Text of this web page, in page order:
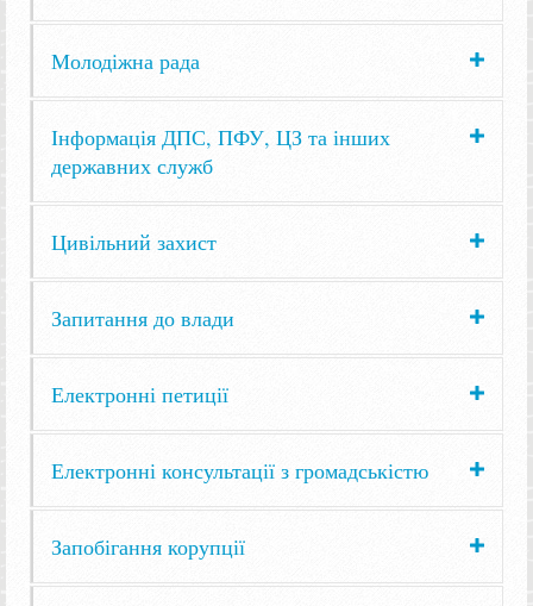
Молодіжна рада
Інформація ДПС, ПФУ, ЦЗ та інших
державних служб
Цивільний захист
Запитання до влади
Електронні петиції
Електронні консультації з громадськістю
Запобігання корупції